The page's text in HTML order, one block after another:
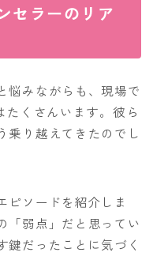
セラーのリア
悩みながらも、現場で
たくさんいます。彼ら
乗り越えてきたのでし
ピソードを紹介しま
「弱点」だと思ってい
鍵だったことに気づく